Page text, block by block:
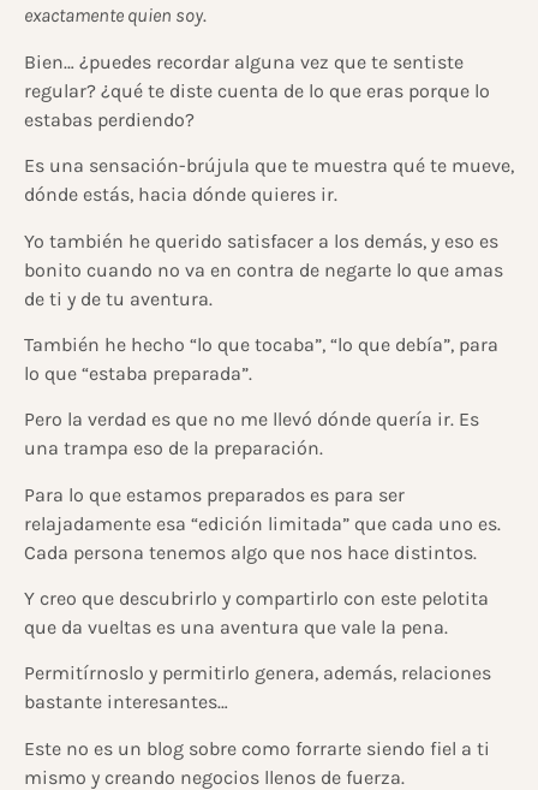
exactamente quien soy.
Bien… ¿puedes recordar alguna vez que te sentiste
regular? ¿qué te diste cuenta de lo que eras porque lo
estabas perdiendo?
Es una sensación-brújula que te muestra qué te mueve,
dónde estás, hacia dónde quieres ir.
Yo también he querido satisfacer a los demás, y eso es
bonito cuando no va en contra de negarte lo que amas
de ti y de tu aventura.
También he hecho “lo que tocaba”, “lo que debía”, para
lo que “estaba preparada”.
Pero la verdad es que no me llevó dónde quería ir. Es
una trampa eso de la preparación.
Para lo que estamos preparados es para ser
relajadamente esa “edición limitada” que cada uno es.
Cada persona tenemos algo que nos hace distintos.
Y creo que descubrirlo y compartirlo con este pelotita
que da vueltas es una aventura que vale la pena.
Permitírnoslo y permitirlo genera, además, relaciones
bastante interesantes…
Este no es un blog sobre como forrarte siendo fiel a ti
mismo y creando negocios llenos de fuerza.